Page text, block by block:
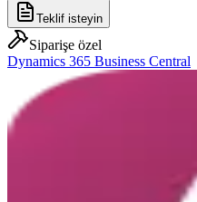
Teklif isteyin
Siparişe özel
Dynamics 365 Business Central